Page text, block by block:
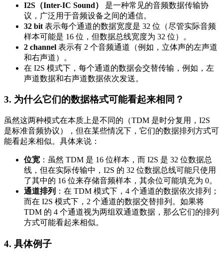
I2S（Inter-IC Sound）
是一种常见的音频数据传输协
议，广泛用于音频设备之间的通信。
32 bit 表示每个通道的数据宽度是 32 位（尽管实际音频
样本可能是 16 位，但数据总线宽度为 32 位）。
2 channel 表示有 2 个音频通道（例如，立体声的左声道
和右声道）。
在 I2S 模式下，每个通道的数据会交替传输，例如，左
声道数据和右声道数据依次发送。
3. 为什么它们的数据格式可能看起来相同？
虽然这两种模式在本质上是不同的（TDM 是时分复用，I2S
是标准音频协议），但在某些情况下，它们的数据排列方式可
能看起来相似。具体来说：
位宽 ：虽然 TDM 是 16 位样本，而 I2S 是 32 位数据总
线，但在实际传输中，I2S 的 32 位数据总线可能只使用
了其中的 16 位来存储音频样本，其余位可能填充为 0。
通道排列 ：在 TDM 模式下，4 个通道的数据依次排列；
而在 I2S 模式下，2 个通道的数据交替排列。如果将
TDM 的 4 个通道视为两组双通道数据，那么它们的排列
方式可能看起来相似。
4. 具体例子